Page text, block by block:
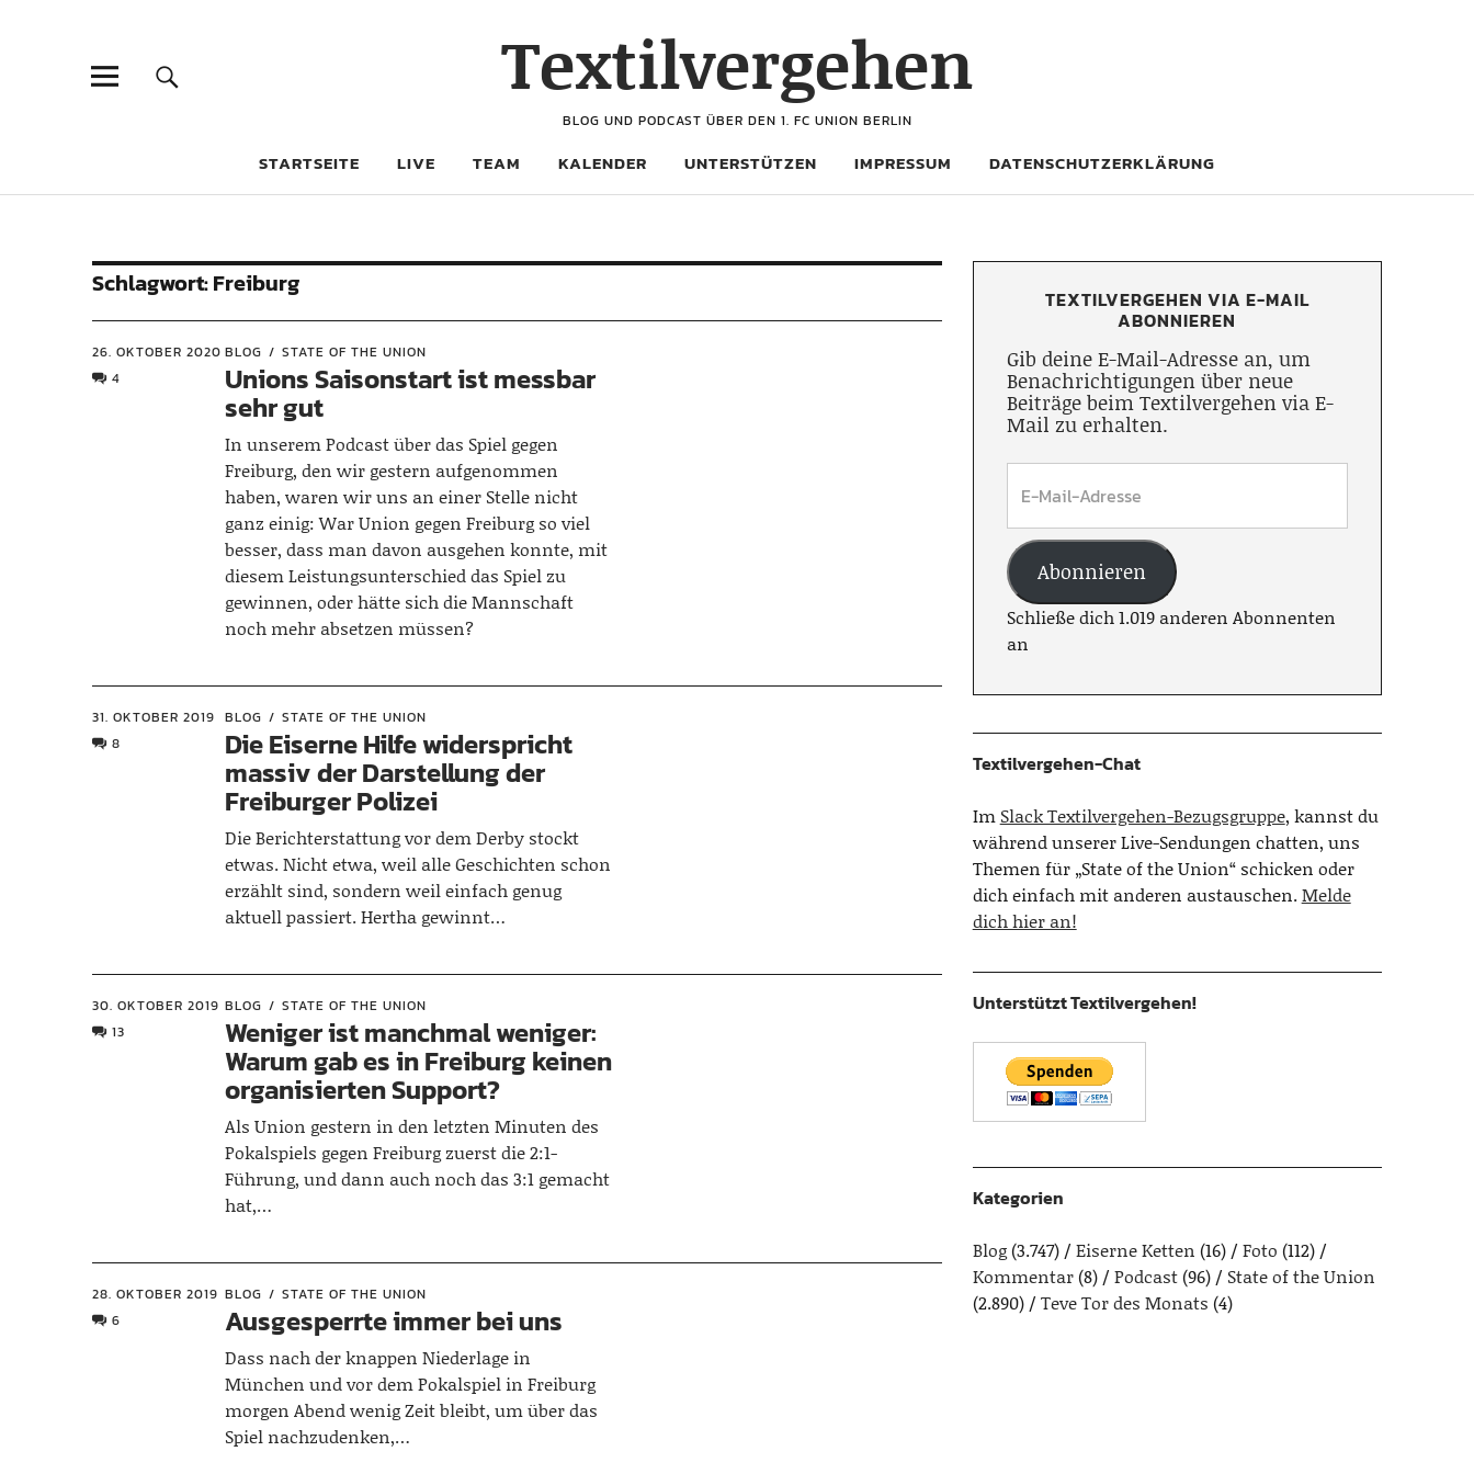
Textilvergehen
BLOG UND PODCAST ÜBER DEN 1. FC UNION BERLIN
STARTSEITE LIVE TEAM KALENDER UNTERSTÜTZEN IMPRESSUM DATENSCHUTZERKLÄRUNG
Schlagwort:Freiburg
26. OKTOBER 2020
4
BLOG STATE OF THE UNION
Unions Saisonstart ist messbar
sehr gut
In unseremPodcastüber das Spiel gegen
Freiburg, den wir gestern aufgenommen
haben, waren wir uns an einer Stelle nicht
ganz einig: War Union gegen Freiburg so viel
besser, dass man davon ausgehen konnte, mit
diesem Leistungsunterschied das Spiel zu
gewinnen, oder hätte sich die Mannschaft
noch mehr absetzen müssen?
31. OKTOBER 2019
8
BLOG STATE OF THE UNION
Die Eiserne Hilfe widerspricht
massiv der Darstellung der
Freiburger Polizei
Die Berichterstattung vor dem Derby stockt
etwas. Nicht etwa, weil alle Geschichten schon
erzählt sind, sondern weil einfach genug
aktuell passiert. Hertha gewinnt…
30. OKTOBER 2019
13
BLOG STATE OF THE UNION
Weniger ist manchmal weniger:
Warum gab es in Freiburg keinen
organisierten Support?
Als Union gestern in den letzten Minuten des
Pokalspiels gegen Freiburg zuerst die 2:1-
Führung, und dann auch noch das 3:1 gemacht
hat,…
28. OKTOBER 2019
6
BLOG STATE OF THE UNION
Ausgesperrte immer bei uns
Dass nach der knappen Niederlage in
München und vor dem Pokalspiel in Freiburg
morgen Abend wenig Zeit bleibt, um über das
Spiel nachzudenken,…
TEXTILVERGEHEN VIA E-MAIL
ABONNIEREN
Gib deine E-Mail-Adresse an, um
Benachrichtigungen über neue
Beiträge beim Textilvergehen via E-
Mail zu erhalten.
Abonnieren
Schließe dich 1.019 anderen Abonnenten
an
Textilvergehen-Chat
Im Slack Textilvergehen-Bezugsgruppe, kannst du
während unserer Live-Sendungen chatten, uns
Themen für „State of the Union“ schicken oder
dich einfach mit anderen austauschen.Melde
dich hier an!
Unterstützt Textilvergehen!
Kategorien
Blog(3.747) Eiserne Ketten (16) Foto (112)
Kommentar(8) Podcast(96)
State of the Union
(2.890)
Teve Tor des Monats (4)